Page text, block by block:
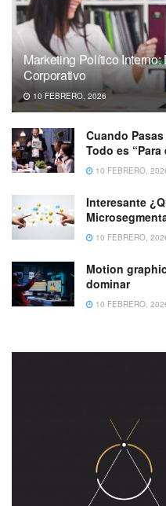
Marketing Político
Corporativo
10 FEBRERO, 2026
Cuando
Todo es
10 FEBRERO,
Interesante
10 FEBRERO,
Motion
dominar
10 FEBRERO,